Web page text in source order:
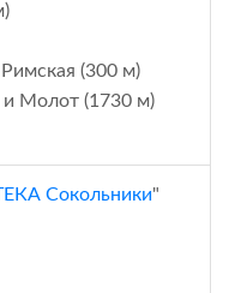
Римская (300 м)
и Молот (1730 м)
Сокольники"